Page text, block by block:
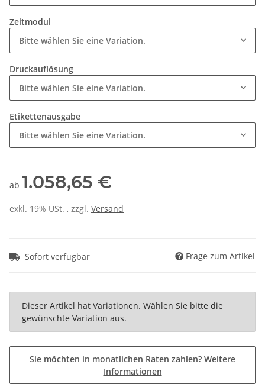
Zeitmodul
Bitte wählen Sie eine Variation.
Druckauflösung
Bitte wählen Sie eine Variation.
Etikettenausgabe
Bitte wählen Sie eine Variation.
ab 1.058,65 €
exkl. 19% USt. , zzgl. Versand
Sofort verfügbar Frage zum Artikel
x
Dieser Artikel hat Variationen. Wählen Sie bitte die
gewünschte Variation aus.
Sie möchten in monatlichen Raten zahlen? Weitere
Informationen